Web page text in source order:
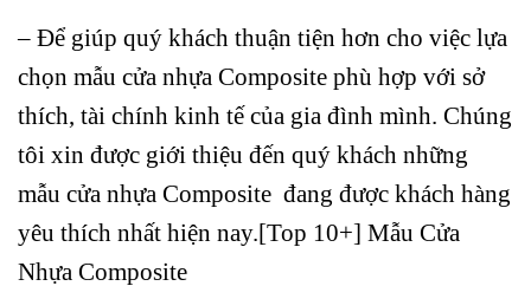
– Để giúp quý khách thuận tiện hơn cho việc lựa
chọn mẫu cửa nhựa Composite phù hợp với sở
thích, tài chính kinh tế của gia đình mình. Chúng
tôi xin được giới thiệu đến quý khách những
mẫu cửa nhựa Composite đang được khách hàng
yêu thích nhất hiện nay.[Top 10+] Mẫu Cửa
Nhựa Composite